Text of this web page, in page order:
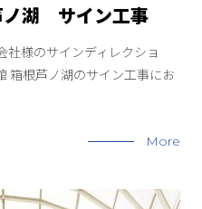
ノ湖 サイン工事
様のサインディレクショ
箱根芦ノ湖のサイン工事にお
More